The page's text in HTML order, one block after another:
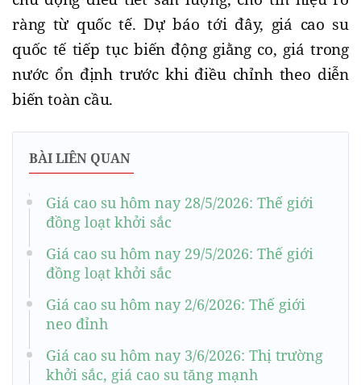
ràng từ quốc tế. Dự báo tới đây, giá cao su
quốc tế tiếp tục biến động giằng co, giá trong
nước ổn định trước khi điều chỉnh theo diễn
biến toàn cầu.
BÀI LIÊN QUAN
Giá cao su hôm nay 28/5/2026: Thế giới
đồng loạt khởi sắc
Giá cao su hôm nay 29/5/2026: Thế giới
đồng loạt khởi sắc
Giá cao su hôm nay 2/6/2026: Thế giới
neo đỉnh
Giá cao su hôm nay 3/6/2026: Thị trường
khởi sắc, giá cao su tăng mạnh